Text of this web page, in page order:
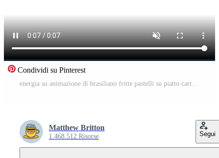
Condividi su Pinterest
energia su animazione di brasiliano fritte pastelli su piatto cartone animato Video Pro
Matthew Britton
1.468.512 Risorse Segui